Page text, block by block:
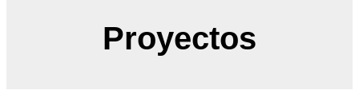
Proyectos